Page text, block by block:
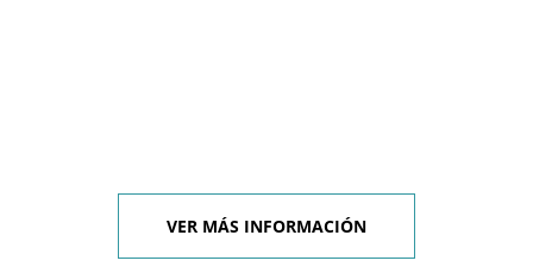
VER MÁS INFORMACIÓN